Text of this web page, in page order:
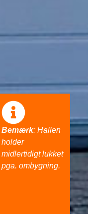
Bemærk: Hallen
holder
midlertidigt lukket
pga. ombygning.